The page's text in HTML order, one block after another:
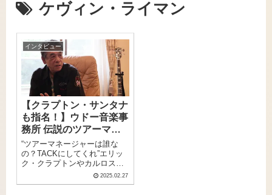
ケヴィン・ライマン
インタビュー
【クラプトン・サンタナ
も指名！】ウドー音楽事
務所 伝説のツアーマネ
ージャー、 高橋辰雄氏
インタビュー
“ツアーマネージャーは誰な
の？TACKにしてくれ”エリッ
ク・クラプトンやカルロス・
サンタナらから絶大な信頼を
得、日本における洋楽の歴史
2025.02.27